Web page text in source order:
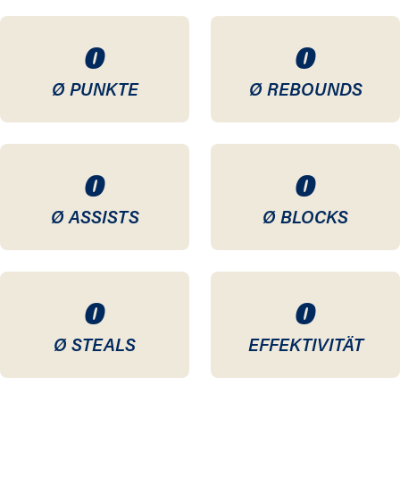
0
Ø PUNKTE
0
Ø REBOUNDS
0
Ø ASSISTS
0
Ø BLOCKS
0
Ø STEALS
0
EFFEKTIVITÄT